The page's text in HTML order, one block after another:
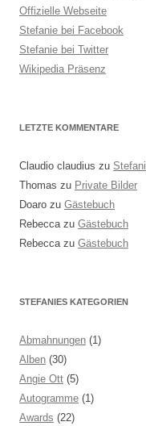
Offizielle Webseite
Stefanie bei Facebook
Stefanie bei Twitter
Wikipedia Präsenz
LETZTE KOMMENTARE
Claudio claudius zu
Thomas zu Private Bilder
Doaro zu Gästebuch
Rebecca zu Gästebuch
Rebecca zu Gästebuch
STEFANIES KATEGORIEN
Abmahnungen (1)
Alben (30)
Angie Ott (5)
Autogramme (1)
Awards (22)